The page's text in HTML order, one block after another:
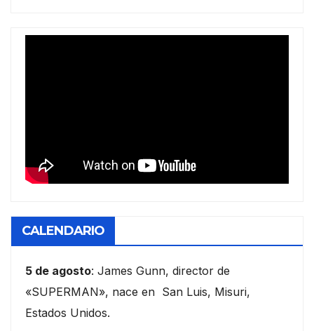
CALENDARIO
5 de agosto: James Gunn, director de
«SUPERMAN», nace en San Luis, Misuri,
Estados Unidos.